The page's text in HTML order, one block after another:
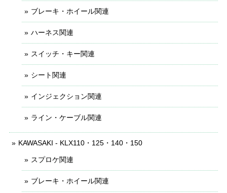
ブレーキ・ホイール関連
ハーネス関連
スイッチ・キー関連
シート関連
インジェクション関連
ライン・ケーブル関連
KAWASAKI - KLX110・125・140・150
スプロケ関連
ブレーキ・ホイール関連